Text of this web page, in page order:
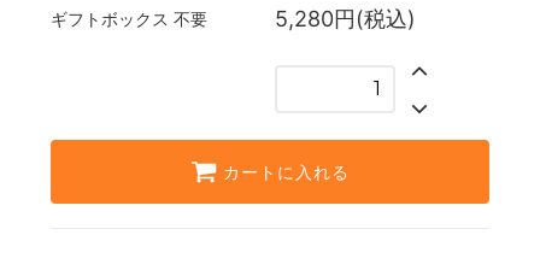
ギフトボックス不要 5,280円(税込)
カートに入れる